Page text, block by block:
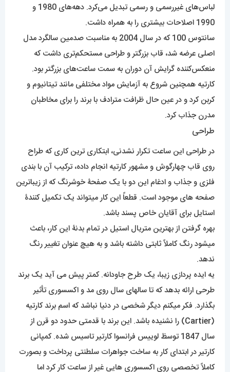
لباس‌های غیررسمی و رسمی تبدیل می‌کرد. دهه‌های 1980 و
1990 اصلاحات بیشتری را به همراه داشت.
سانتوس 100 که در سال 2004 به مناسبت صدمین سالگرد مدل
اصلی عرضه شد، قاب بزرگتر و طراحی مستحکم‌تری داشت که
منعکس‌کننده گرایش آن دوران به سمت ساعت‌های بزرگتر بود.
کارتیه همچنین شروع به آزمایش مواد مختلفی مانند تیتانیوم و
کربن کرد و در عین حال ظرافت مترادف با برند را برای مخاطبان
مدرن جذاب کرد.
طراحی
در طراحی این ساعت تکرار نشدنی، ابتکاری ترین کاری که طراح
روی قاب چهارگوش و مشهور کارتیه انجام داده، ترکیب آن با بندی
فلزی و جذاب و ادغام این دو با یک صفحۀ خوشرنگ که از زیباترین
صفحه های موجود است. قطعاً این کار میتواند یک تکمیل کنندۀ
استایل برای آقایان خاص پسند باشد.
بهره گرفتن از بهترین متریال استیل در تمام بدنۀ این کار، باعث
میشود رنگ کاملاً ثابتی داشته باشد و به هیچ عنوان تغییر رنگ
ندهد.
یه ایده پردازی زیبا، یک طرح جاودانه. کمتر پیش می آید یک برند
طرحی ارائه بدهد که تا سالهای سال روی مد و اکسسوری تأثیر
بگذارد. فکر میکنم دیگر شخصی در دنیا نباشد که اسم برند کارتیه
(
Cartier) را نشنیده باشد. این برند با قدمتی حدود دو قرن از
سال 1847 توسظ لوییس فرانسوا کارتیر تاسیس شده. کمپانی
کارتیر در ابتدای کار به ساخت جواهرات سلطنتی پرداخت و بصورت
کاملاً تخصصی روی اکسسوری هایی غیر از ساعت کار کرد اما